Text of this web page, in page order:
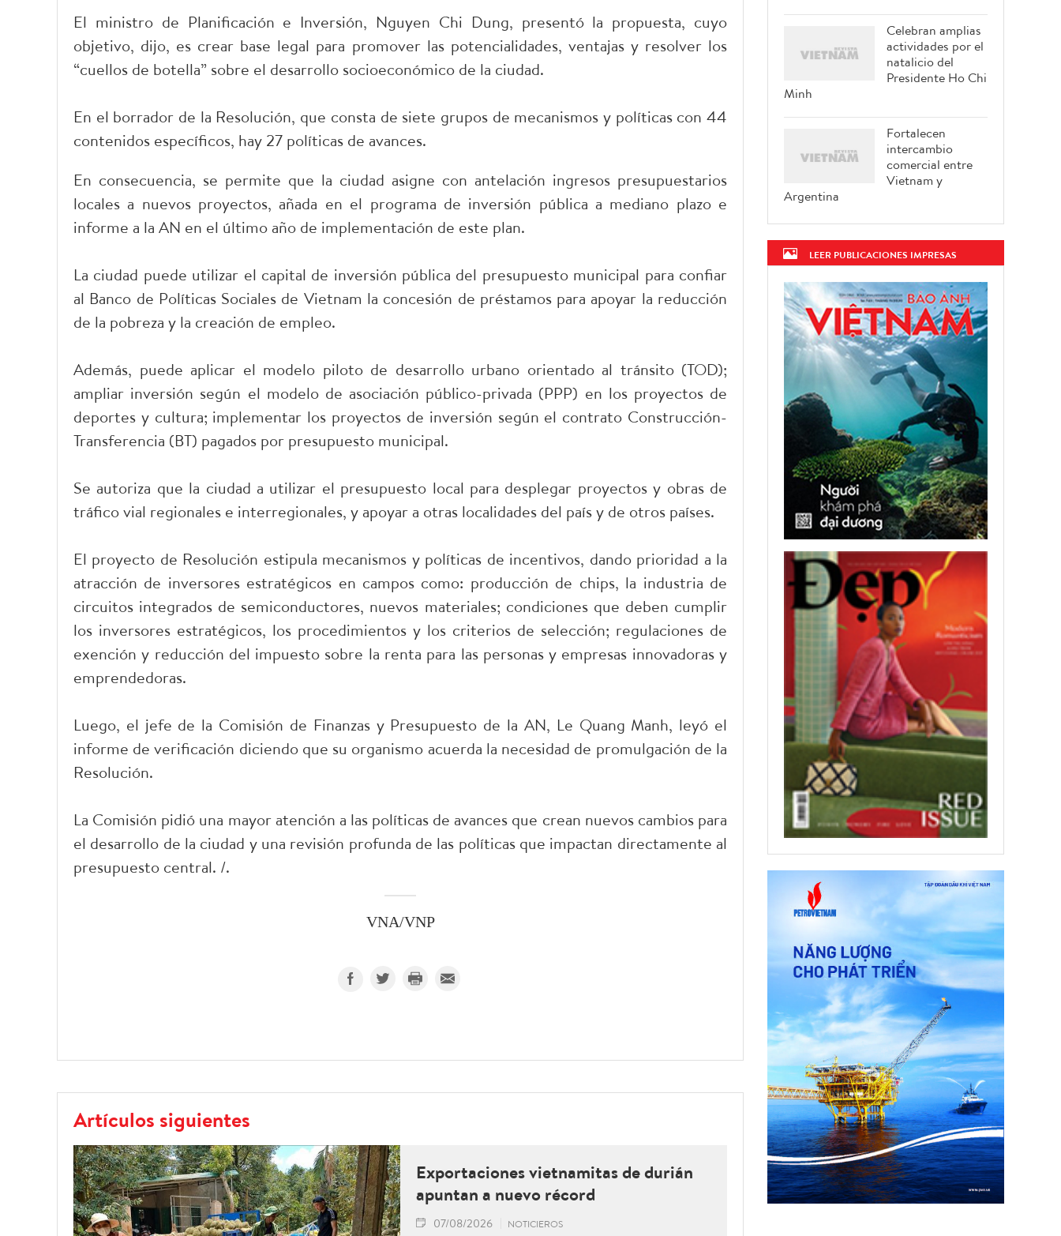
El ministro de Planificación e Inversión, Nguyen Chi Dung, presentó la propuesta, cuyo
objetivo, dijo, es crear base legal para promover las potencialidades, ventajas y resolver los
“cuellos de botella” sobre el desarrollo socioeconómico de la ciudad.
En el borrador de la Resolución, que consta de siete grupos de mecanismos y políticas con 44
contenidos específicos, hay 27 políticas de avances.
En consecuencia, se permite que la ciudad asigne con antelación ingresos presupuestarios
locales a nuevos proyectos, añada en el programa de inversión pública a mediano plazo e
informe a la AN en el último año de implementación de este plan.
La ciudad puede utilizar el capital de inversión pública del presupuesto municipal para confiar
al Banco de Políticas Sociales de Vietnam la concesión de préstamos para apoyar la reducción
de la pobreza y la creación de empleo.
Además, puede aplicar el modelo piloto de desarrollo urbano orientado al tránsito (TOD);
ampliar inversión según el modelo de asociación público-privada (PPP) en los proyectos de
deportes y cultura; implementar los proyectos de inversión según el contrato Construcción-
Transferencia (BT) pagados por presupuesto municipal.
Se autoriza que la ciudad a utilizar el presupuesto local para desplegar proyectos y obras de
tráfico vial regionales e interregionales, y apoyar a otras localidades del país y de otros países.
El proyecto de Resolución estipula mecanismos y políticas de incentivos, dando prioridad a la
atracción de inversores estratégicos en campos como: producción de chips, la industria de
circuitos integrados de semiconductores, nuevos materiales; condiciones que deben cumplir
los inversores estratégicos, los procedimientos y los criterios de selección; regulaciones de
exención y reducción del impuesto sobre la renta para las personas y empresas innovadoras y
emprendedoras.
Luego, el jefe de la Comisión de Finanzas y Presupuesto de la AN, Le Quang Manh, leyó el
informe de verificación diciendo que su organismo acuerda la necesidad de promulgación de la
Resolución.
La Comisión pidió una mayor atención a las políticas de avances que crean nuevos cambios para
el desarrollo de la ciudad y una revisión profunda de las políticas que impactan directamente al
presupuesto central. /.
VNA/VNP
Artículos siguientes
Exportaciones vietnamitas de durián
apuntan a nuevo récord
07/08/2026 NOTICIEROS
Celebran amplias
actividades por el
natalicio del
Presidente Ho Chi
Minh
Fortalecen
intercambio
comercial entre
Vietnam y
Argentina
LEER PUBLICACIONES IMPRESAS